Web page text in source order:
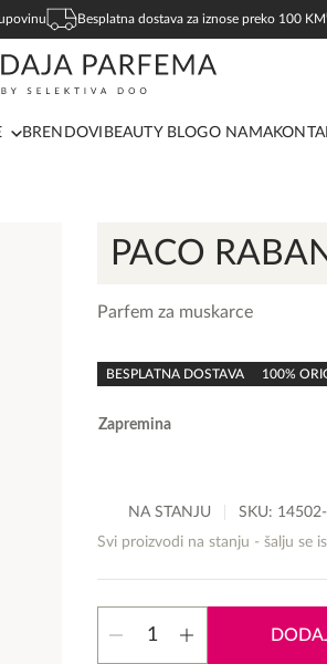
Besplatna dostava za iznose preko 100 KM
BRENDOVI BEAUTY BLOGO NAMA
PACO
Parfem za muskarce
rating
BESPLATNA DOSTAVA 100%
Zapremina
NA STANJU SKU:
Svi proizvodi na stanju - šalju se